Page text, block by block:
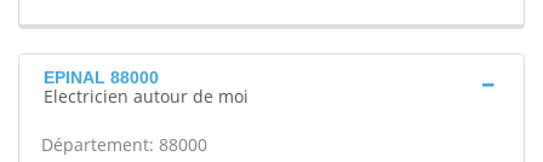
EPINAL 88000
Electricien autour de moi
Département: 88000